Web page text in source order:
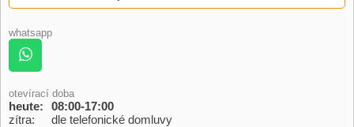
whatsapp
otevírací doba
heute:
08:00-17:00
zítra:
dle telefonické domluvy